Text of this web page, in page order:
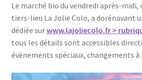
Le marché bio du vendredi après-midi,
tiers-lieu La Jolie Colo, a dorénavant
dédiée surwww.lajoliecolo.fr >
tous les détails sont accessibles
évènements spéciaux, changements à